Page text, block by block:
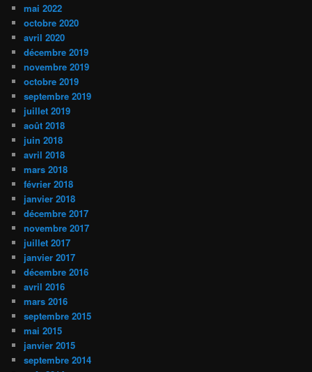
mai 2022
octobre 2020
avril 2020
décembre 2019
novembre 2019
octobre 2019
septembre 2019
juillet 2019
août 2018
juin 2018
avril 2018
mars 2018
février 2018
janvier 2018
décembre 2017
novembre 2017
juillet 2017
janvier 2017
décembre 2016
avril 2016
mars 2016
septembre 2015
mai 2015
janvier 2015
septembre 2014